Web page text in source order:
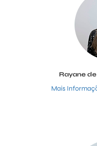
Rayane
Mais